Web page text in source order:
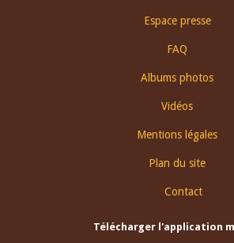
Espace presse
FAQ
Albums photos
Vidéos
Mentions légales
Plan du site
Contact
Télécharger l'application